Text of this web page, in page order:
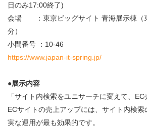
日のみ17:00終了)
会場 ：東京ビッグサイト 青海展示棟（
分）
小間番号 ：10-46
https://www.japan-it-spring.jp/
●展示内容
「サイト内検索をユニサーチに変えて、EC
ECサイトの売上アップには、サイト内検
実な運用が最も効果的です。